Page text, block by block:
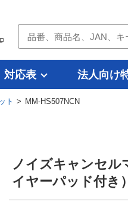
対応表 法人向け
ト > MM-HS507NCN
ノイズキャンセル
イヤーパッド付き